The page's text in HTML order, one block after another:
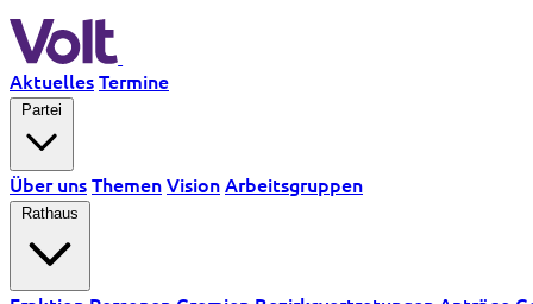
AktuellesTermine
Über unsThemenVisionArbeitsgruppen